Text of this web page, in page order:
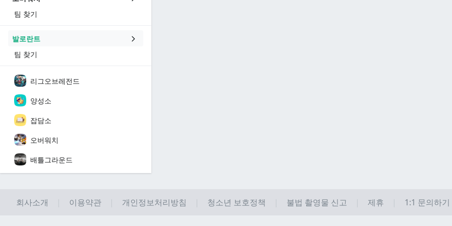
팀 찾기
발로란트
팀 찾기
리그오브레전드
양성소
잡담소
오버워치
배틀그라운드
회사소개 이용약관 개인정보처리방침 청소년 보호정책 불법 촬영물 신고 제휴 1:1 문의하기